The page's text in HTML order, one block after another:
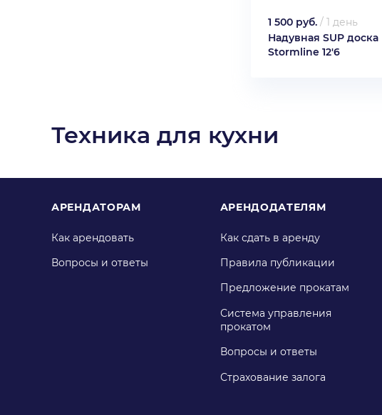
1 500 руб. / 1 день
Надувная SUP доска
Stormline 12'6
Техника для кухни
АРЕНДАТОРАМ
Как арендовать
Вопросы и ответы
АРЕНДОДАТЕЛЯМ
Как сдать в аренду
Правила публикации
Предложение прокатам
Система управления
прокатом
Вопросы и ответы
Страхование залога